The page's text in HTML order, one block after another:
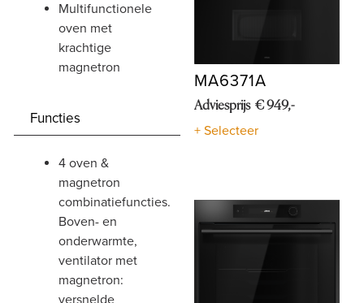
multifunctionele
oven met
krachtige
magnetron
Functies
4 oven &
magnetron
combinatiefuncties.
Boven- en
onderwarmte,
ventilator met
magnetron:
MA6371A
Adviesprijs € 949,-
+ Selecteer